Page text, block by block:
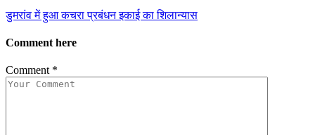
डुमरांव में हुआ कचरा प्रबंधन इकाई का शिलान्यास
Comment here
Comment *